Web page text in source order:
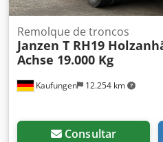
Kaufungen 12.254 km
Remolque de troncos
Janzen T RH19
Achse 19.000 Kg
Consultar